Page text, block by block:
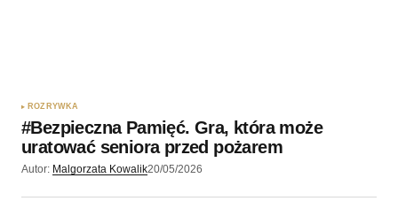
ROZRYWKA
#Bezpieczna Pamięć. Gra, która może
uratować seniora przed pożarem
Autor: Malgorzata Kowalik20/05/2026